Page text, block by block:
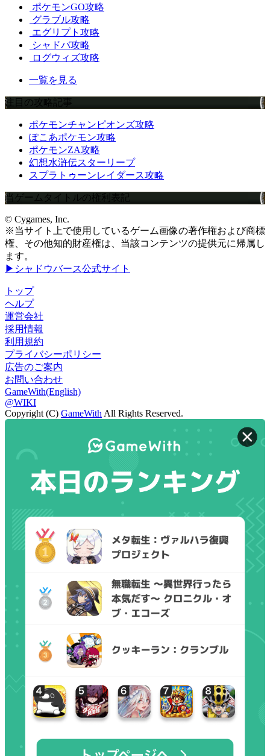
ポケモンGO攻略
グラブル攻略
エグリプト攻略
シャドバ攻略
ログウィズ攻略
一覧を見る
注目の攻略記事
ポケモンチャンピオンズ攻略
ぽこあポケモン攻略
ポケモンZA攻略
幻想水滸伝スターリープ
スプラトゥーンレイダース攻略
当ゲームタイトルの権利表記
© Cygames, Inc.
※当サイト上で使用しているゲーム画像の著作権および商標
権、その他知的財産権は、当該コンテンツの提供元に帰属し
ます。
▶シャドウバース公式サイト
トップ
ヘルプ
運営会社
採用情報
利用規約
プライバシーポリシー
広告のご案内
お問い合わせ
GameWith(English)
@WIKI
Copyright (C) GameWith All Rights Reserved.